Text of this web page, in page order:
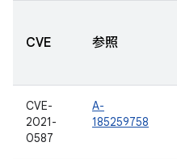
CVE 参照
CVE-
2021-
0587
A-
185259758